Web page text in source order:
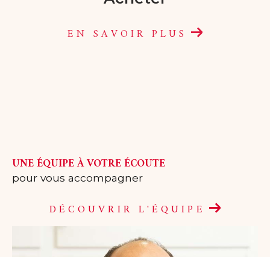
EN SAVOIR PLUS
UNE ÉQUIPE À VOTRE ÉCOUTE
pour vous accompagner
DÉCOUVRIR L'ÉQUIPE